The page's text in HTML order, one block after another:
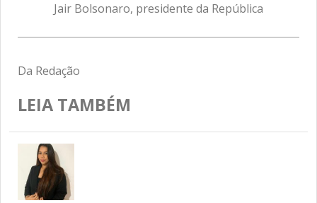
Jair Bolsonaro, presidente da República
Da Redação
LEIA TAMBÉM